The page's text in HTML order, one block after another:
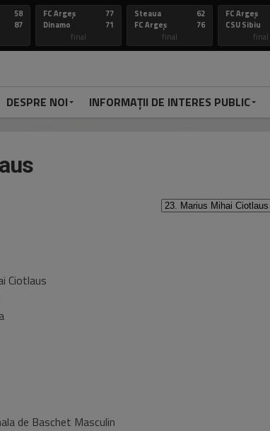
58
87
FC Argeș
Dinamo
77
71
final
Steaua
FC Argeș
62
76
final
FC Argeș
CSU Sibiu
final
DESPRE NOI INFORMAȚII DE INTERES PUBLIC
Ciotlaus
de Baschet Masculin